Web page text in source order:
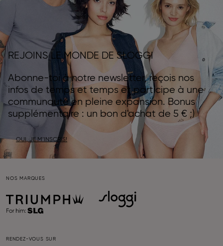
REJOINS LE MONDE DE SLOGGI
Abonne-toi à notre newsletter, reçois nos
infos de temps et temps et participe à une
communauté en pleine expansion. Bonus
supplémentaire : un bon d'achat de 5 € ;)
OUI, JE M’INSCRIS!
NOS MARQUES
RENDEZ-VOUS SUR